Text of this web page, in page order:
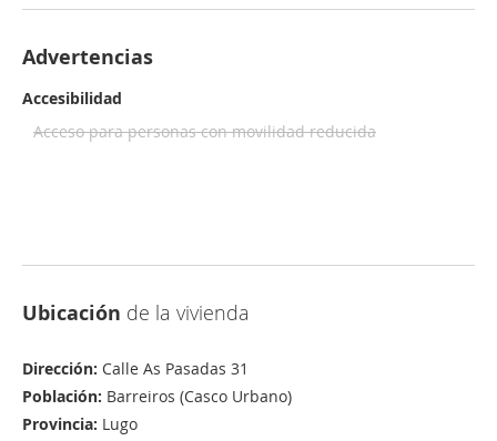
Advertencias
Accesibilidad
Acceso para personas con movilidad reducida
Ubicación de la vivienda
Dirección: Calle As Pasadas 31
Población: Barreiros (Casco Urbano)
Provincia: Lugo